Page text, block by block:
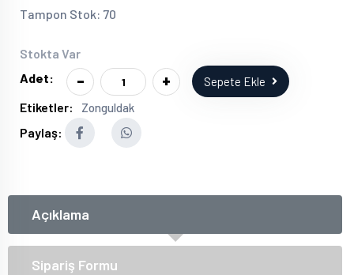
Tampon Stok: 70
Stokta Var
Adet:
- + Sepete Ekle
Etiketler: Zonguldak
Paylaş:
Açıklama
Sipariş Formu